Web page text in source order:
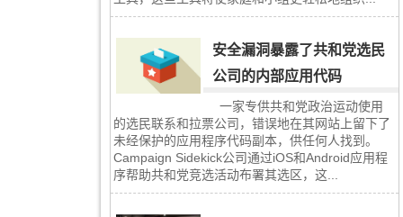
安全漏洞暴露了共和党选民
公司的内部应用代码
一家专供共和党政治运动使用
的选民联系和拉票公司，错误地在其网站上留下了
未经保护的应用程序代码副本，供任何人找到。
Campaign Sidekick公司通过iOS和Android应用程
序帮助共和党竞选活动布署其选区，这...